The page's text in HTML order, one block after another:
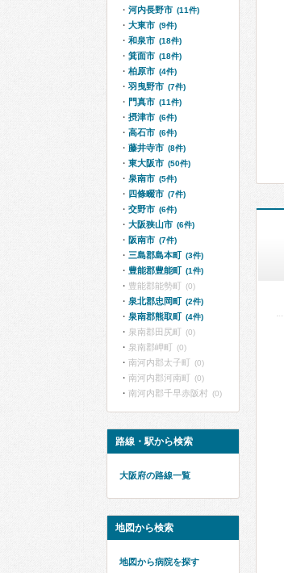
河内長野市 (11件)
大東市 (9件)
和泉市 (18件)
箕面市 (18件)
柏原市 (4件)
羽曳野市 (7件)
門真市 (11件)
摂津市 (6件)
高石市 (6件)
藤井寺市 (8件)
東大阪市 (50件)
泉南市 (5件)
四條畷市 (7件)
交野市 (6件)
大阪狭山市 (6件)
阪南市 (7件)
三島郡島本町 (3件)
豊能郡豊能町 (1件)
豊能郡能勢町 (0)
泉北郡忠岡町 (2件)
泉南郡熊取町 (4件)
泉南郡田尻町 (0)
泉南郡岬町 (0)
南河内郡太子町 (0)
南河内郡河南町 (0)
南河内郡千早赤阪村 (0)
路線・駅から検索
大阪府の路線一覧
地図から検索
地図から病院を探す